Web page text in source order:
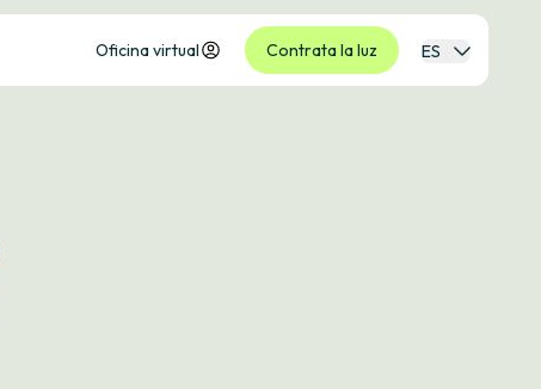
Oficina virtual Contrata la luz ES